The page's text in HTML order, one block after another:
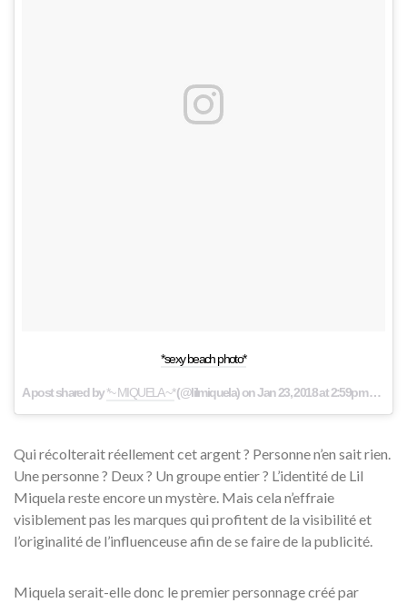
*sexy beach photo*
A post shared by*~ MIQUELA ~*(@lilmiquela) onJan 23, 2018 at 2:59pm PST
Qui récolterait réellement cet argent ? Personne n’en sait rien.
Une personne ? Deux ? Un groupe entier ? L’identité de Lil
Miquela reste encore un mystère. Mais cela n’effraie
visiblement pas les marques qui profitent de la visibilité et
l’originalité de l’influenceuse afin de se faire de la publicité.
Miquela serait-elle donc le premier personnage créé par